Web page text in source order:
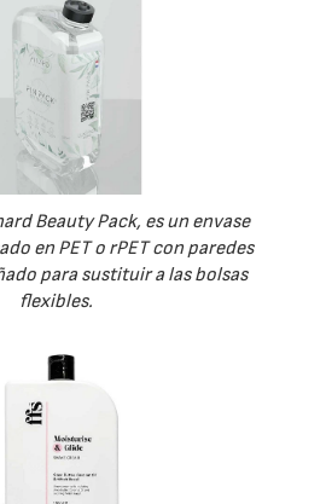
Beauty Pack, es un envase
en PET o rPET con paredes
para sustituir a las bolsas
flexibles.